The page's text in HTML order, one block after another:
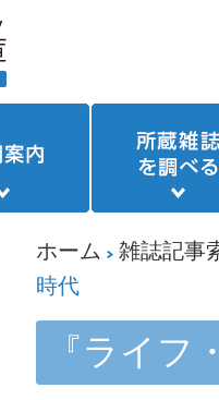
ホーム
雑誌記事
時代
『ライフ